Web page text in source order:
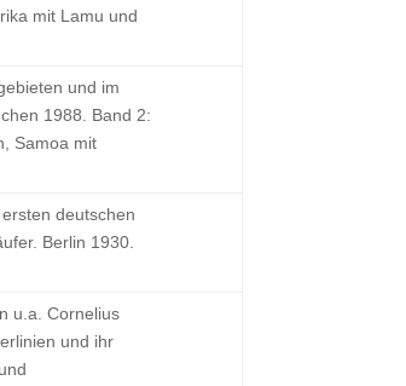
mit Lamu und
und im
1988. Band 2:
Samoa mit
deutschen
Berlin 1930.
u.a. Cornelius
und ihr